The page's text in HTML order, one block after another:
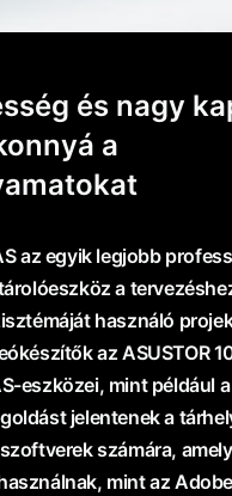
és nagy
a
az egyik legjobb
a
használó
az ASUSTOR
eszközei, mint például
jelentenek a
számára,
mint az